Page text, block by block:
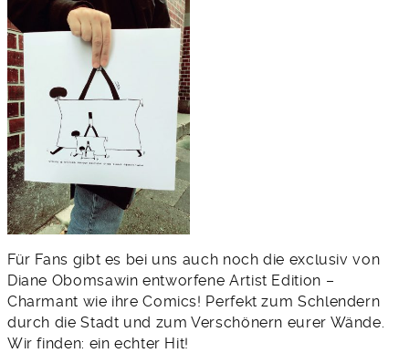
Für Fans gibt es bei uns auch noch die exclusiv von
Diane Obomsawin entworfene Artist Edition –
Charmant wie ihre Comics! Perfekt zum Schlendern
durch die Stadt und zum Verschönern eurer Wände.
Wir finden: ein echter Hit!